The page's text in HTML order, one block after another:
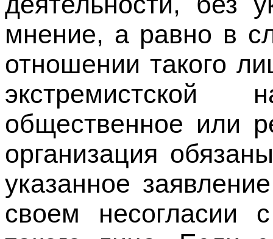
отношении такого
экстремистской
общественное или
организация
указанное
своем несогласии
такого лица. Если
религиозное